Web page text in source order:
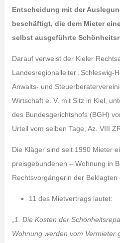
Entscheidung mit der
beschäftigt, die dem Mieter
selbst ausgeführte
Darauf verweist der Kieler
Landesregionalleiter „Schleswig-
Anwalts- und
Wirtschaft e. V. mit Sitz in Kiel,
des Bundesgerichtshofs (BGH)
Urteil vom selben Tage, Az. VIII
Die Kläger sind seit 1990 Mieter
preisgebundenen – Wohnung in
Rechtsvorgängerin der Beklagten
11 des Mietvertrags lautet:
„1. Die Kosten der
Wohnung werden vom Vermieter